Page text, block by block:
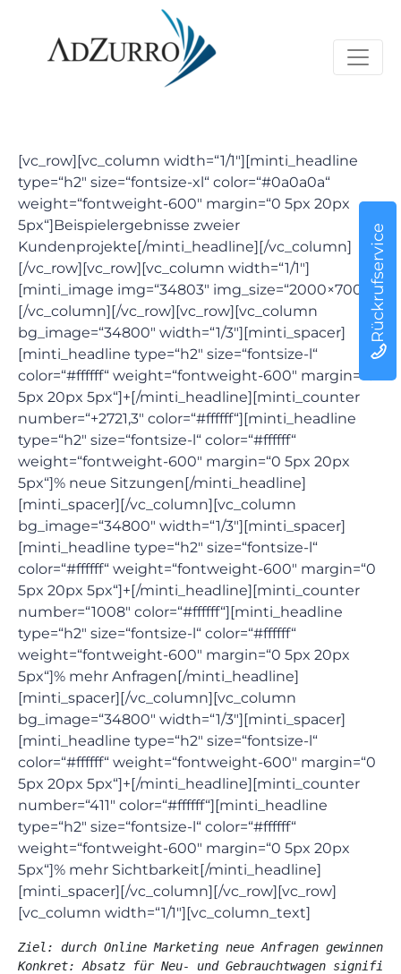
[vc_row][vc_column width=“1/1″][minti_headline
type=“h2″ size=“fontsize-xl“ color=“#0a0a0a“
weight=“fontweight-600″ margin=“0 5px 20px
5px“]Beispielergebnisse zweier
Kundenprojekte[/minti_headline][/vc_column]
[/vc_row][vc_row][vc_column width=“1/1″]
[minti_image img=“34803″ img_size=“2000×700″]
[/vc_column][/vc_row][vc_row][vc_column
bg_image=“34800″ width=“1/3″][minti_spacer]
[minti_headline type=“h2″ size=“fontsize-l“
color=“#ffffff“ weight=“fontweight-600″ margin=“0
5px 20px 5px“]+[/minti_headline][minti_counter
number=“+2721,3″ color=“#ffffff“][minti_headline
type=“h2″ size=“fontsize-l“ color=“#ffffff“
weight=“fontweight-600″ margin=“0 5px 20px
5px“]% neue Sitzungen[/minti_headline]
[minti_spacer][/vc_column][vc_column
bg_image=“34800″ width=“1/3″][minti_spacer]
[minti_headline type=“h2″ size=“fontsize-l“
color=“#ffffff“ weight=“fontweight-600″ margin=“0
5px 20px 5px“]+[/minti_headline][minti_counter
number=“1008″ color=“#ffffff“][minti_headline
type=“h2″ size=“fontsize-l“ color=“#ffffff“
weight=“fontweight-600″ margin=“0 5px 20px
5px“]% mehr Anfragen[/minti_headline]
[minti_spacer][/vc_column][vc_column
bg_image=“34800″ width=“1/3″][minti_spacer]
[minti_headline type=“h2″ size=“fontsize-l“
color=“#ffffff“ weight=“fontweight-600″ margin=“0
5px 20px 5px“]+[/minti_headline][minti_counter
number=“411″ color=“#ffffff“][minti_headline
type=“h2″ size=“fontsize-l“ color=“#ffffff“
weight=“fontweight-600″ margin=“0 5px 20px
5px“]% mehr Sichtbarkeit[/minti_headline]
[minti_spacer][/vc_column][/vc_row][vc_row]
[vc_column width=“1/1″][vc_column_text]
Ziel: durch Online Marketing neue Anfragen gewinnen
Konkret: Absatz für Neu- und Gebrauchtwagen
Rückrufservice